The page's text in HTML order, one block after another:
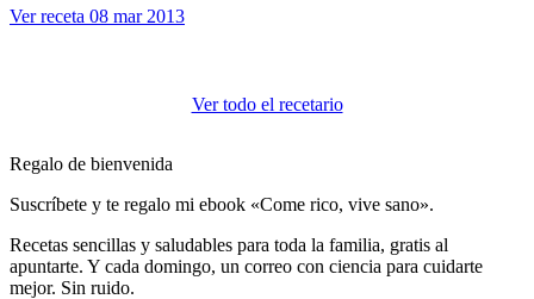
Ver receta 08 mar 2013
Ver todo el recetario
Regalo de bienvenida
Suscríbete y te regalo mi ebook «Come rico, vive sano».
Recetas sencillas y saludables para toda la familia, gratis al
apuntarte. Y cada domingo, un correo con ciencia para cuidarte
mejor. Sin ruido.